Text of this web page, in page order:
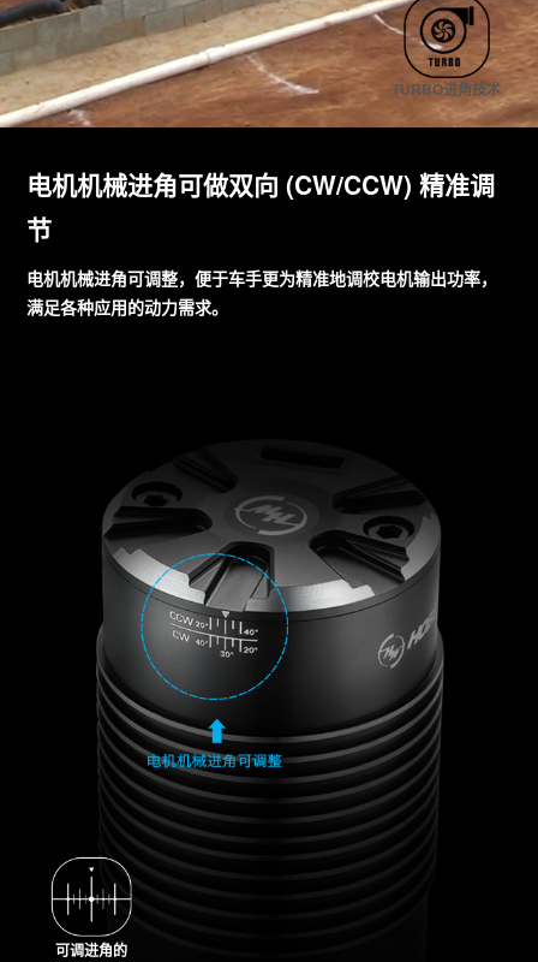
TURBO进角技术
电机机械进角可做双向 (CW/CCW) 精准调
节
电机机械进角可调整，便于车手更为精准地调校电机输出功率，
满足各种应用的动力需求。
可调进角的